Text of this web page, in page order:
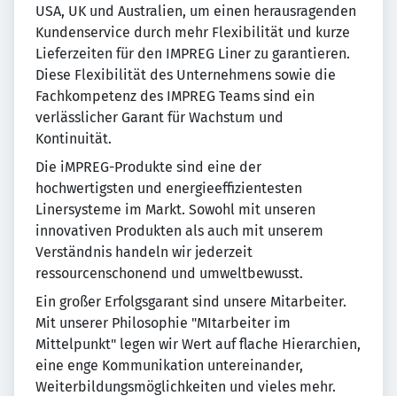
USA, UK und Australien, um einen herausragenden
Kundenservice durch mehr Flexibilität und kurze
Lieferzeiten für den IMPREG Liner zu garantieren.
Diese Flexibilität des Unternehmens sowie die
Fachkompetenz des IMPREG Teams sind ein
verlässlicher Garant für Wachstum und
Kontinuität.
Die iMPREG-Produkte sind eine der
hochwertigsten und energieeffizientesten
Linersysteme im Markt. Sowohl mit unseren
innovativen Produkten als auch mit unserem
Verständnis handeln wir jederzeit
ressourcenschonend und umweltbewusst.
Ein großer Erfolgsgarant sind unsere Mitarbeiter.
Mit unserer Philosophie "MItarbeiter im
Mittelpunkt" legen wir Wert auf flache Hierarchien,
eine enge Kommunikation untereinander,
Weiterbildungsmöglichkeiten und vieles mehr.